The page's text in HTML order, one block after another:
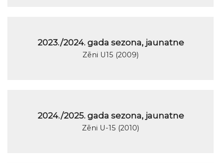
2023./2024. gada sezona, jaunatne
Zēni U15 (2009)
2024./2025. gada sezona, jaunatne
Zēni U-15 (2010)